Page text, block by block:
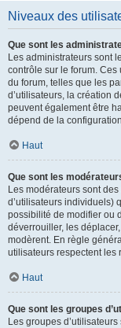
Niveaux des
Que sont les
Les administrateurs sont
contrôle sur le forum.
du forum, telles que les
d’utilisateurs, la création
peuvent également être
dépend de la
Haut
Que sont les
Les modérateurs sont
d’utilisateurs individuels)
possibilité de modifier ou
déverrouiller, les
modèrent. En règle
utilisateurs respectent les
Haut
Que sont les groupes
Les groupes